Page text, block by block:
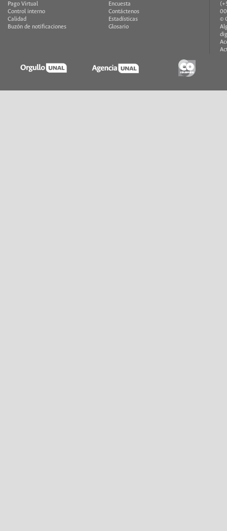
Pago Virtual
Control interno
Calidad
Buzón de notificaciones
Encuesta
Contáctenos
Estadísticas
Glosario
©